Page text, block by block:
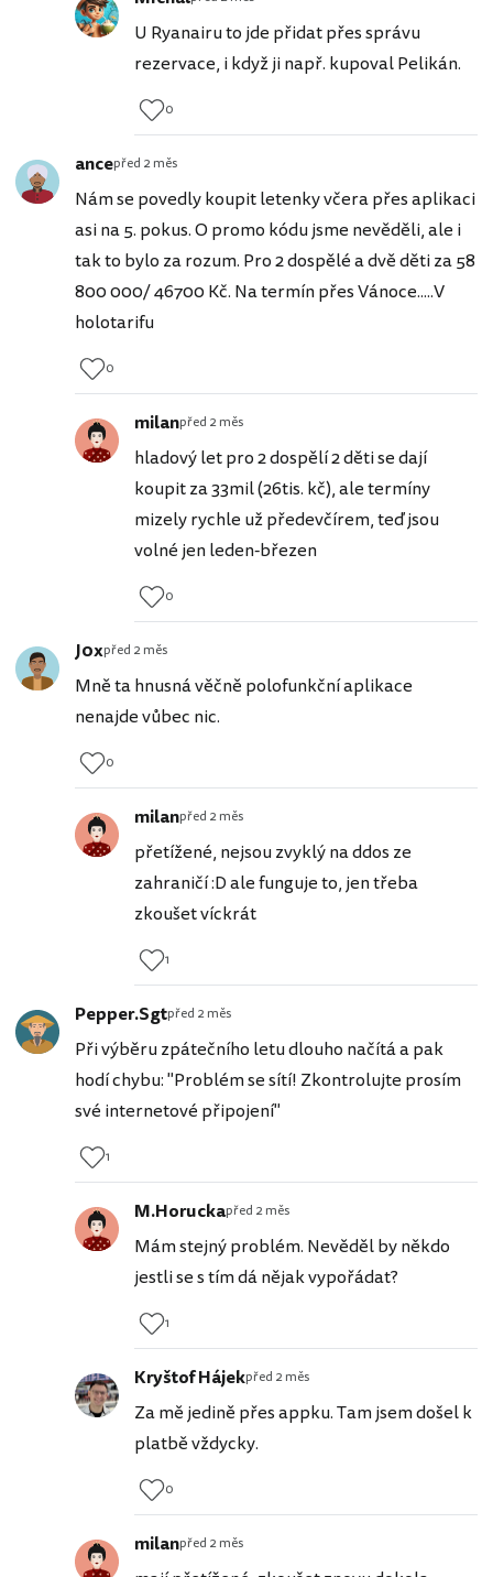
U Ryanairu to jde přidat přes správu
rezervace, i když ji např. kupoval Pelikán.
0
ancepřed 2 měs
Nám se povedly koupit letenky včera přes aplikaci
asi na 5. pokus. O promo kódu jsme nevěděli, ale i
tak to bylo za rozum. Pro 2 dospělé a dvě děti za 58
800 000/ 46700 Kč. Na termín přes Vánoce.....V
holotarifu
0
milanpřed 2 měs
hladový let pro 2 dospělí 2 děti se dají
koupit za 33mil (26tis. kč), ale termíny
mizely rychle už předevčírem, teď jsou
volné jen leden-březen
0
J0xpřed 2 měs
Mně ta hnusná věčně polofunkční aplikace
nenajde vůbec nic.
0
milanpřed 2 měs
přetížené, nejsou zvyklý na ddos ze
zahraničí :D ale funguje to, jen třeba
zkoušet víckrát
1
Pepper.Sgtpřed 2 měs
Při výběru zpátečního letu dlouho načítá a pak
hodí chybu: "Problém se sítí! Zkontrolujte prosím
své internetové připojení"
1
M.Horuckapřed 2 měs
Mám stejný problém. Nevěděl by někdo
jestli se s tím dá nějak vypořádat?
1
Kryštof Hájekpřed 2 měs
Za mě jedině přes appku. Tam jsem došel k
platbě vždycky.
0
milanpřed 2 měs